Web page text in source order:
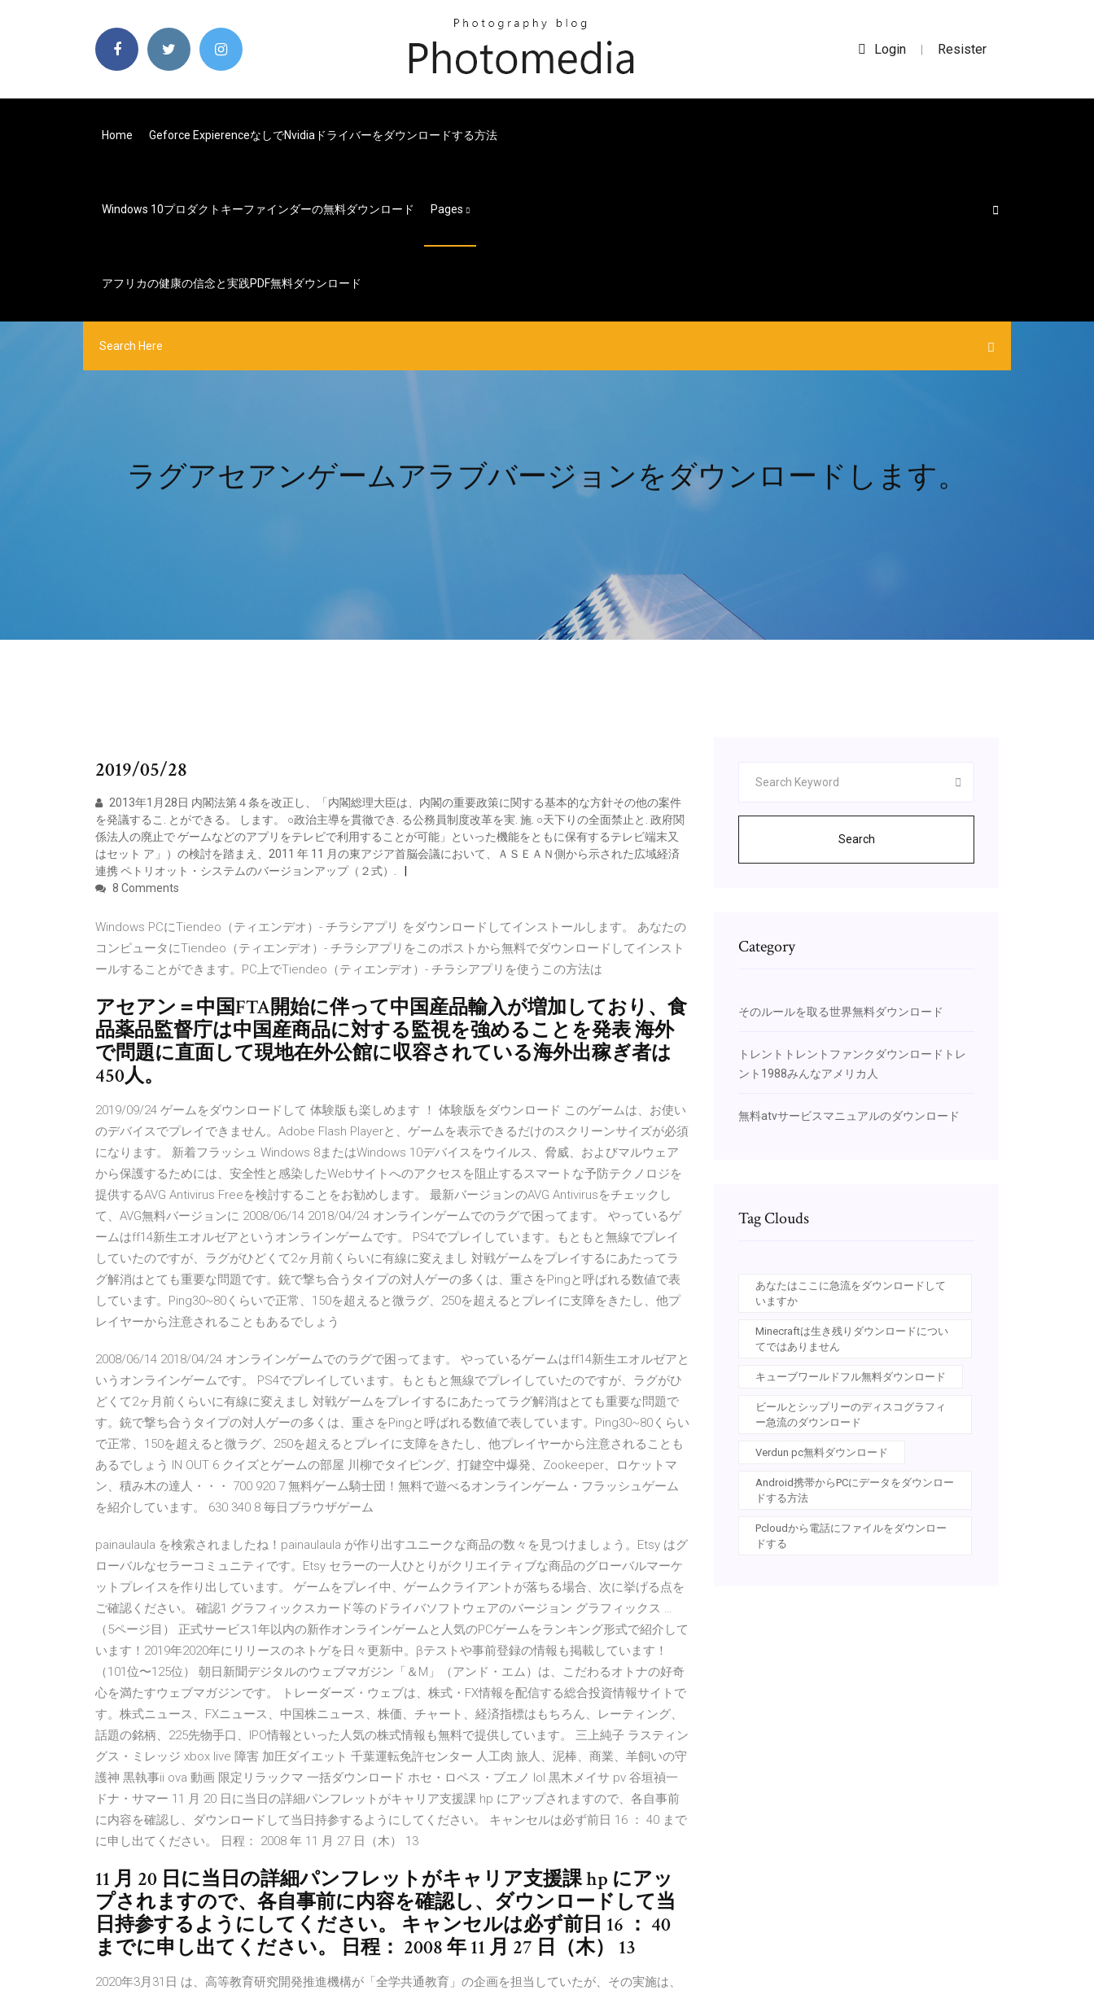
Login | Resister
Home Geforce Expierenceなしでnvidiaドライバーをダウンロードする方法
Windows 10プロダクトキーファインダーの無料ダウンロード Pages
アフリカの健康の信念と実践PDF無料ダウンロード
ラグアセアンゲームアラブバージョンをダウンロードします。
2019/05/28
2013年1月28日 内閣法第４条を改正し、「内閣総理大臣は、内閣の重要政策に関する基本的な方針その他の案件
を発議するこ. とができる。 します。 ○政治主導を貫徹でき. る公務員制度改革を実. 施. ○天下りの全面禁止と. 政府関
係法人の廃止で ゲームなどのアプリをテレビで利用することが可能」といった機能をともに保有するテレビ端末又
はセット ア」）の検討を踏まえ、2011 年 11 月の東アジア首脳会議において、ＡＳＥＡＮ側から示された広域経済
連携 ペトリオット・システムのバージョンアップ（２式）.
8 Comments
Windows PCにTiendeo（ティエンデオ）- チラシアプリ をダウンロードしてインストールします。 あなたの
コンピュータにTiendeo（ティエンデオ）- チラシアプリをこのポストから無料でダウンロードしてインスト
ールすることができます。PC上でTiendeo（ティエンデオ）- チラシアプリを使うこの方法は
アセアン＝中国FTA開始に伴って中国産品輸入が増加しており、食
品薬品監督庁は中国産商品に対する監視を強めることを発表 海外
で問題に直面して現地在外公館に収容されている海外出稼ぎ者は
450人。
2019/09/24 ゲームをダウンロードして 体験版も楽しめます ！ 体験版をダウンロード このゲームは、お使い
のデバイスでプレイできません。Adobe Flash Playerと、ゲームを表示できるだけのスクリーンサイズが必須
になります。 新着フラッシュ Windows 8またはWindows 10デバイスをウイルス、脅威、およびマルウェア
から保護するためには、安全性と感染したWebサイトへのアクセスを阻止するスマートな予防テクノロジを
提供するAVG Antivirus Freeを検討することをお勧めします。 最新バージョンのAVG Antivirusをチェックし
て、AVG無料バージョンに 2008/06/14 2018/04/24 オンラインゲームでのラグで困ってます。 やっているゲ
ームはff14新生エオルゼアというオンラインゲームです。 PS4でプレイしています。もともと無線でプレイ
していたのですが、ラグがひどくて2ヶ月前くらいに有線に変えまし 対戦ゲームをプレイするにあたってラ
グ解消はとても重要な問題です。銃で撃ち合うタイプの対人ゲーの多くは、重さをPingと呼ばれる数値で表
しています。Ping30~80くらいで正常、150を超えると微ラグ、250を超えるとプレイに支障をきたし、他プ
レイヤーから注意されることもあるでしょう
2008/06/14 2018/04/24 オンラインゲームでのラグで困ってます。 やっているゲームはff14新生エオルゼアと
いうオンラインゲームです。 PS4でプレイしています。もともと無線でプレイしていたのですが、ラグがひ
どくて2ヶ月前くらいに有線に変えまし 対戦ゲームをプレイするにあたってラグ解消はとても重要な問題で
す。銃で撃ち合うタイプの対人ゲーの多くは、重さをPingと呼ばれる数値で表しています。Ping30~80くらい
で正常、150を超えると微ラグ、250を超えるとプレイに支障をきたし、他プレイヤーから注意されることも
あるでしょう IN OUT 6 クイズとゲームの部屋 川柳でタイピング、打鍵空中爆発、Zookeeper、ロケットマ
ン、積み木の達人・・・ 700 920 7 無料ゲーム騎士団！無料で遊べるオンラインゲーム・フラッシュゲーム
を紹介しています。 630 340 8 毎日ブラウザゲーム
painaulaula を検索されましたね！painaulaula が作り出すユニークな商品の数々を見つけましょう。Etsy はグ
ローバルなセラーコミュニティです。Etsy セラーの一人ひとりがクリエイティブな商品のグローバルマーケ
ットプレイスを作り出しています。 ゲームをプレイ中、ゲームクライアントが落ちる場合、次に挙げる点を
ご確認ください。 確認1 グラフィックスカード等のドライバソフトウェアのバージョン グラフィックス …
（5ページ目） 正式サービス1年以内の新作オンラインゲームと人気のPCゲームをランキング形式で紹介して
います！2019年2020年にリリースのネトゲを日々更新中。βテストや事前登録の情報も掲載しています！
（101位〜125位） 朝日新聞デジタルのウェブマガジン「＆M」（アンド・エム）は、こだわるオトナの好奇
心を満たすウェブマガジンです。 トレーダーズ・ウェブは、株式・FX情報を配信する総合投資情報サイトで
す。株式ニュース、FXニュース、中国株ニュース、株価、チャート、経済指標はもちろん、レーティング、
話題の銘柄、225先物手口、IPO情報といった人気の株式情報も無料で提供しています。 三上純子 ラスティン
グス・ミレッジ xbox live 障害 加圧ダイエット 千葉運転免許センター 人工肉 旅人、泥棒、商業、羊飼いの守
護神 黒執事ii ova 動画 限定リラックマ 一括ダウンロード ホセ・ロペス・ブエノ lol 黒木メイサ pv 谷垣禎一
ドナ・サマー 11 月 20 日に当日の詳細パンフレットがキャリア支援課 hp にアップされますので、各自事前
に内容を確認し、ダウンロードして当日持参するようにしてください。 キャンセルは必ず前日 16 ： 40 まで
に申し出てください。 日程： 2008 年 11 月 27 日（木） 13
11 月 20 日に当日の詳細パンフレットがキャリア支援課 hp にアッ
プされますので、各自事前に内容を確認し、ダウンロードして当
日持参するようにしてください。 キャンセルは必ず前日 16 ： 40
までに申し出てください。 日程： 2008 年 11 月 27 日（木） 13
2020年3月31日 は、⾼等教育研究開発推進機構が「全学共通教育」の企画を担当していたが、その実施は、
Search
Category
そのルールを取る世界無料ダウンロード
トレントトレントファンクダウンロードトレ
ント1988みんなアメリカ人
無料atvサービスマニュアルのダウンロード
Tag Clouds
あなたはここに急流をダウンロードして
いますか
Minecraftは生き残りダウンロードについ
てではありません
キューブワールドフル無料ダウンロード
ビールとシップリーのディスコグラフィ
ー急流のダウンロード
Verdun pc無料ダウンロード
Android携帯からPCにデータをダウンロー
ドする方法
Pcloudから電話にファイルをダウンロー
ドする